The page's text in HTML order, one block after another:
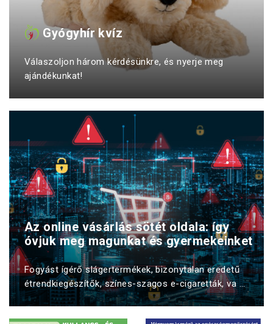
Gyógyhír kvíz
Válaszoljon három kérdésünkre, és nyerje meg
ajándékunkat!
Az online vásárlás sötét oldala: így
óvjuk meg magunkat és gyermekeinket
Fogyást ígérő slágertermékek, bizonytalan eredetű
étrendkiegészítők, színes-szagos e-cigaretták, va ...